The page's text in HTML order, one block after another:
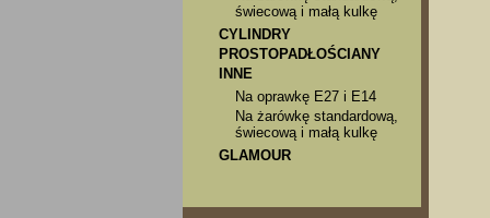
świecową i małą kulkę
CYLINDRY
PROSTOPADŁOŚCIANY
INNE
Na oprawkę E27 i E14
Na żarówkę standardową,
świecową i małą kulkę
GLAMOUR